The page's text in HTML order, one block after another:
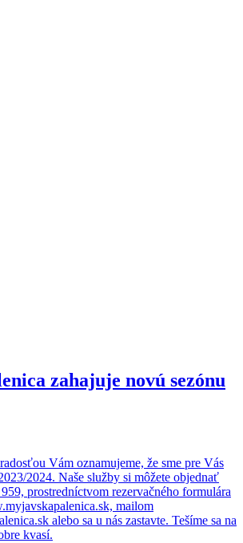
zahajuje novú sezónu
Vám oznamujeme, že sme pre Vás
2024. Naše služby si môžete objednať
prostredníctvom rezervačného formulára
mailom
alebo sa u nás zastavte. Tešíme sa na
kvasí.